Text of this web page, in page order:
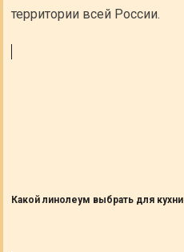
территории всей России.
Какой линолеум выбрать для кухни